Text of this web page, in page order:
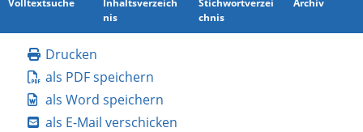
Volltextsuche
Inhaltsverzeich
nis
Stichwortverzei
chnis
Archiv
Drucken
als PDF speichern
als Word speichern
als E-Mail verschicken